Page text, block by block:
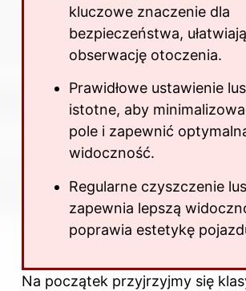
kluczowe znaczenie dla
bezpieczeństwa,
obserwację otoczenia.
Prawidłowe ustawienie
istotne, aby
pole i zapewnić
widoczność.
Regularne czyszczenie
zapewnia lepszą
poprawia estetykę
Na początek przyjrzyjmy się